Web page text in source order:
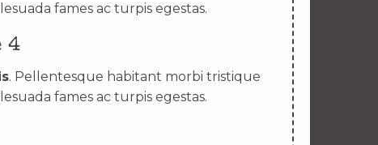
fames ac turpis egestas.
4
. Pellentesque habitant morbi tristique
fames ac turpis egestas.